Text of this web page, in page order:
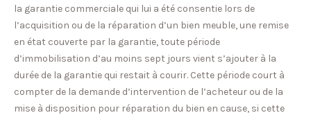
la garantie commerciale qui lui a été consentie lors de
l’acquisition ou de la réparation d’un bien meuble, une remise
en état couverte par la garantie, toute période
d’immobilisation d’au moins sept jours vient s’ajouter à la
durée de la garantie qui restait à courir. Cette période court à
compter de la demande d’intervention de l’acheteur ou de la
mise à disposition pour réparation du bien en cause, si cette